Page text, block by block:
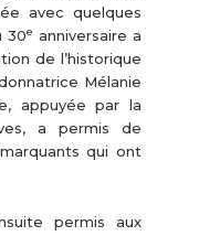
avec quelques
30e
anniversaire a
de l’historique
Mélanie
appuyée par la
a permis de
qui ont
permis aux